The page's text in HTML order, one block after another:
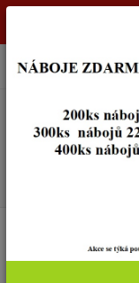
Dostupnost zboží
+420 605 056 161
3-12x50